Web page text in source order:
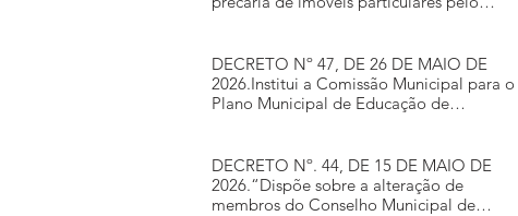
Aniv
DECRETO Nº 47, DE 26 DE MAIO DE
2026.Institui a Comissão Municipal para o
Plano Municipal de Educação de
monitoramento e aval
DECRETO Nº. 44, DE 15 DE MAIO DE
2026.“Dispõe sobre a alteração de
membros do Conselho Municipal de